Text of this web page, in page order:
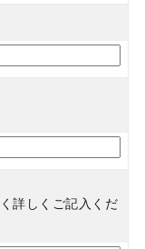
詳しくご記入くだ